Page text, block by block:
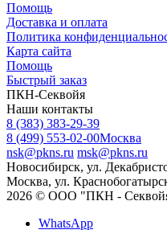
Помощь
Доставка и оплата
Политика
Карта сайта
Помощь
Быстрый заказ
ПКН-Секвойя
Наши контакты
8 (383) 383-29-39
8 (499) 553-02-00Москва
nsk@pkns.ru msk@pkns.ru
Новосибирск, ул.
Москва, ул.
2026 © ООО "ПКН -
WhatsApp